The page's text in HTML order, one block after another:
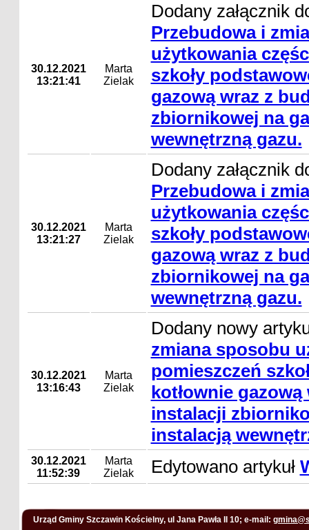
30.12.2021
13:21:41
Marta
Zielak
Dodany załącznik
Przebudowa i
użytkowania
szkoły
gazową wraz z
zbiornikowej na
wewnętrzną gazu.
30.12.2021
13:21:27
Marta
Zielak
Dodany załącznik
Przebudowa i
użytkowania
szkoły
gazową wraz z
zbiornikowej na
wewnętrzną gazu.
30.12.2021
13:16:43
Marta
Zielak
Dodany nowy
zmiana sposobu
pomieszczeń
kotłownie
instalacji
instalacją
30.12.2021
11:52:39
Marta
Zielak
Edytowano artykuł
Urząd Gminy Szczawin Kościelny, ul Jana Pawła II 10; e-mail: